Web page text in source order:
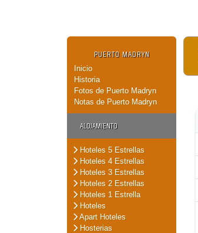
PUERTO MADRYN
Inicio
Historia
Fotos de Puerto Madryn
Notas de Puerto Madryn
ALOJAMIENTO
Hoteles 5 Estrellas
Hoteles 4 Estrellas
Hoteles 3 Estrellas
Hoteles 2 Estrellas
Hoteles 1 Estrella
Hoteles
Apart Hoteles
Hosterias